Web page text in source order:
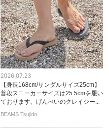
2026.07.23
【身長168cm/サンダルサイズ25cm】
普段スニーカーサイズは25.5cmを履い
ております。げんべいのクレイジー...
BEAMS Tsujido